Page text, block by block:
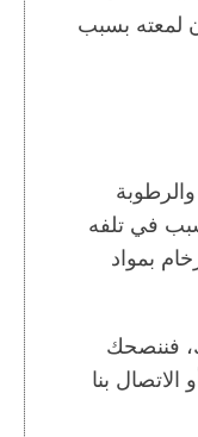
لمعته بسبب
في تلفه
بمواد
فننصحك
أو الاتصال بنا